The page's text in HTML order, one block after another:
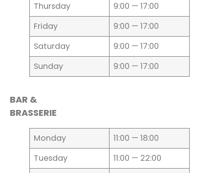
Thursday
9:00 — 17:00
Friday
9:00 — 17:00
Saturday
9:00 — 17:00
Sunday
9:00 — 17:00
BAR &
BRASSERIE
Monday
11:00 — 18:00
Tuesday
11:00 — 22:00